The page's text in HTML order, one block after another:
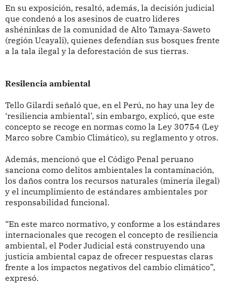
En su exposición, resaltó, además, la decisión judicial
que condenó a los asesinos de cuatro líderes
ashéninkas de la comunidad de Alto Tamaya-Saweto
(región Ucayali), quienes defendían sus bosques frente
a la tala ilegal y la deforestación de sus tierras.
Resilencia ambiental
Tello Gilardi señaló que, en el Perú, no hay una ley de
‘resiliencia ambiental’, sin embargo, explicó, que este
concepto se recoge en normas como la Ley 30754 (Ley
Marco sobre Cambio Climático), su reglamento y otros.
Además, mencionó que el Código Penal peruano
sanciona como delitos ambientales la contaminación,
los daños contra los recursos naturales (minería ilegal)
y el incumplimiento de estándares ambientales por
responsabilidad funcional.
“En este marco normativo, y conforme a los estándares
internacionales que recogen el concepto de resiliencia
ambiental, el Poder Judicial está construyendo una
justicia ambiental capaz de ofrecer respuestas claras
frente a los impactos negativos del cambio climático”,
expresó.